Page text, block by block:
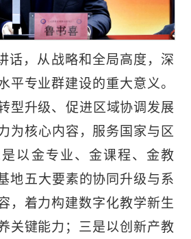
话，从战略和全局高度，深
平专业群建设的重大意义。
型升级、‌促进区域协调发展
为核心内容，服务国家与区
以金专业、金课程、金教
地‌五大要素的协同升级与系
，着力构建数字化教学新生
关键能力；三是以创新产教